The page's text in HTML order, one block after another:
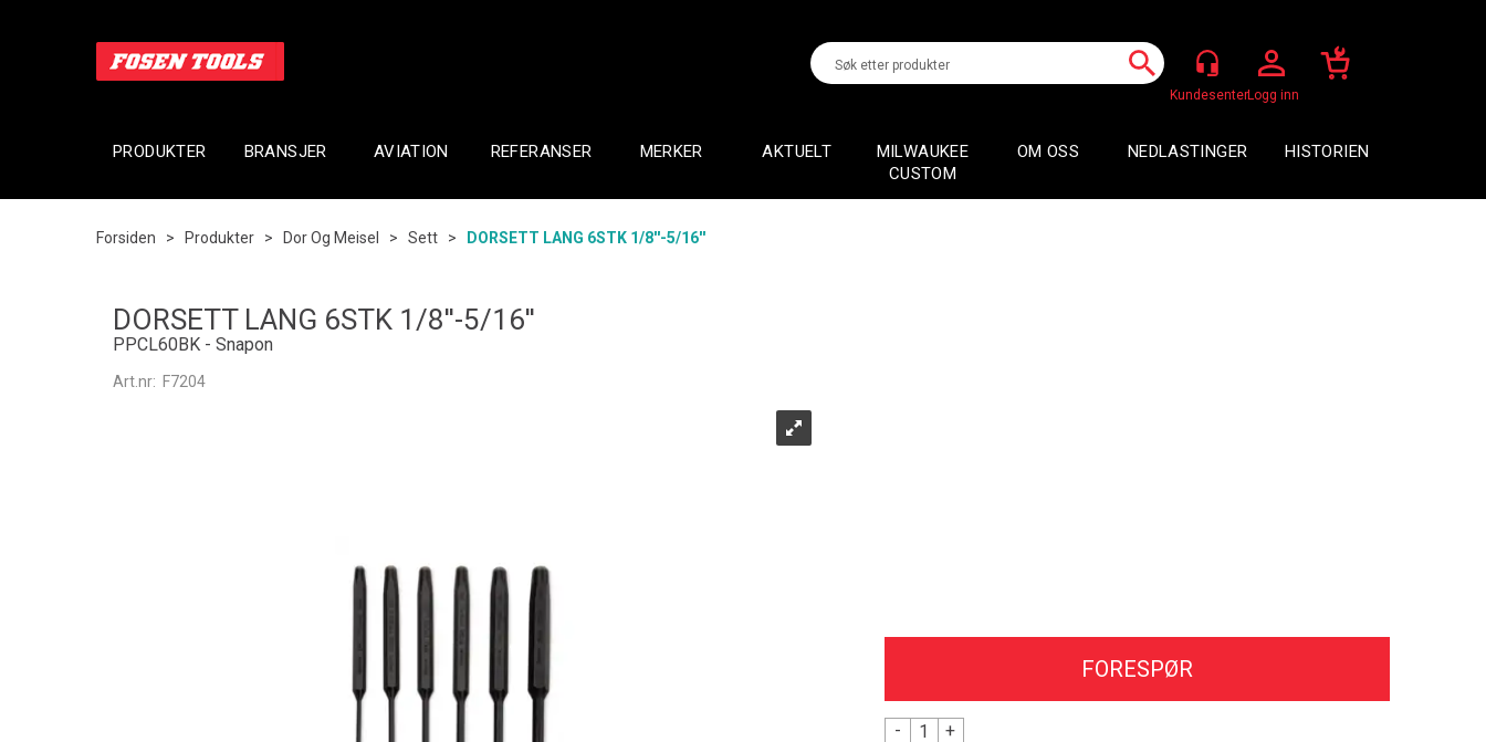
Logg inn
PRODUKTER BRANSJER AVIATION REFERANSER MERKER AKTUELT
MILWAUKEE
CUSTOM
OM OSS NEDLASTINGER HISTORIEN
Forsiden > Produkter > Dor Og Meisel > Sett > DORSETT LANG 6STK 1/8''-5/16''
DORSETT LANG 6STK 1/8''-5/16''
PPCL60BK - Snapon
Art.nr: F7204
FORESPØR
- +